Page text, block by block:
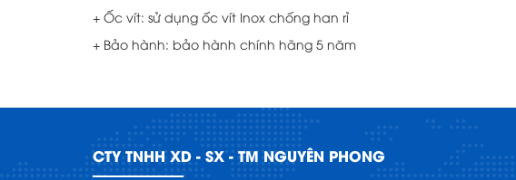
+ Ốc vít: sử dụng ốc vít Inox chống han rỉ
+ Bảo hành: bảo hành chính hãng 5 năm
CTY TNHH XD - SX - TM NGUYÊN PHONG